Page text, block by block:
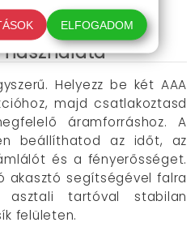
használata
Helyezz be két AAA
majd csatlakoztasd
áramforráshoz. A
beállíthatod az időt, az
és a fényerősséget.
akasztó segítségével falra
asztali tartóval stabilan
felületen.
ELFOGADOM